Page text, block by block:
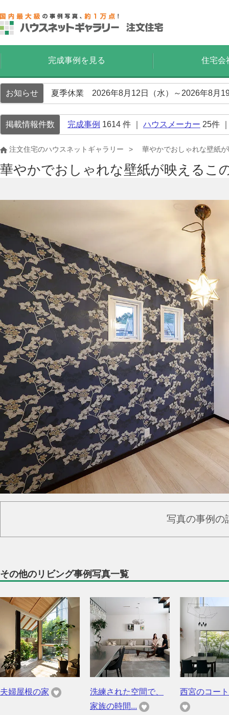
完成事例を見る 住宅会
お知らせ 夏季休業 2026年8月12日（水）～2026年8月
掲載情報件数 完成事例 1614 件 ｜ ハウスメーカー 25件
注文住宅のハウスネットギャラリー 華やかでおしゃれな壁紙
華やかでおしゃれな壁紙が映えるこ
写真の事例の
その他のリビング事例写真一覧
夫婦屋根の家
洗練された空間で、
家族の時間...
西宮のコー